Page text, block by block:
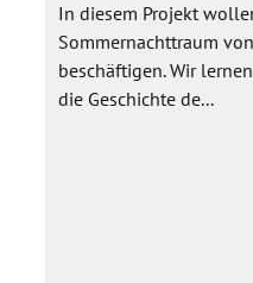
In diesem Projekt
Sommernachttraum
beschäftigen. Wir
die Geschichte de...